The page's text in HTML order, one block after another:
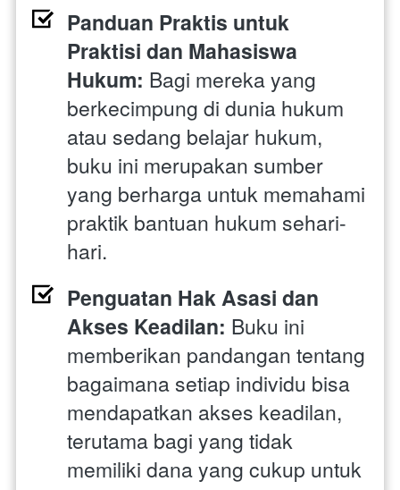
Panduan Praktis untuk
Praktisi dan Mahasiswa
Hukum: Bagi mereka yang
berkecimpung di dunia hukum
atau sedang belajar hukum,
buku ini merupakan sumber
yang berharga untuk memahami
praktik bantuan hukum sehari-
hari.
Penguatan Hak Asasi dan
Akses Keadilan: Buku ini
memberikan pandangan tentang
bagaimana setiap individu bisa
mendapatkan akses keadilan,
terutama bagi yang tidak
memiliki dana yang cukup untuk